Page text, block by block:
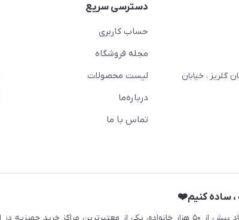
گلریز ، خیابان
دسترسی سریع
حساب کاربری
مجله فروشگاه
لیست محصولات
درباره‌ما
تماس با ما
، ساده کنیم❤️